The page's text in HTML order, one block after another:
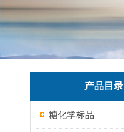
产品目录
糖化学标品